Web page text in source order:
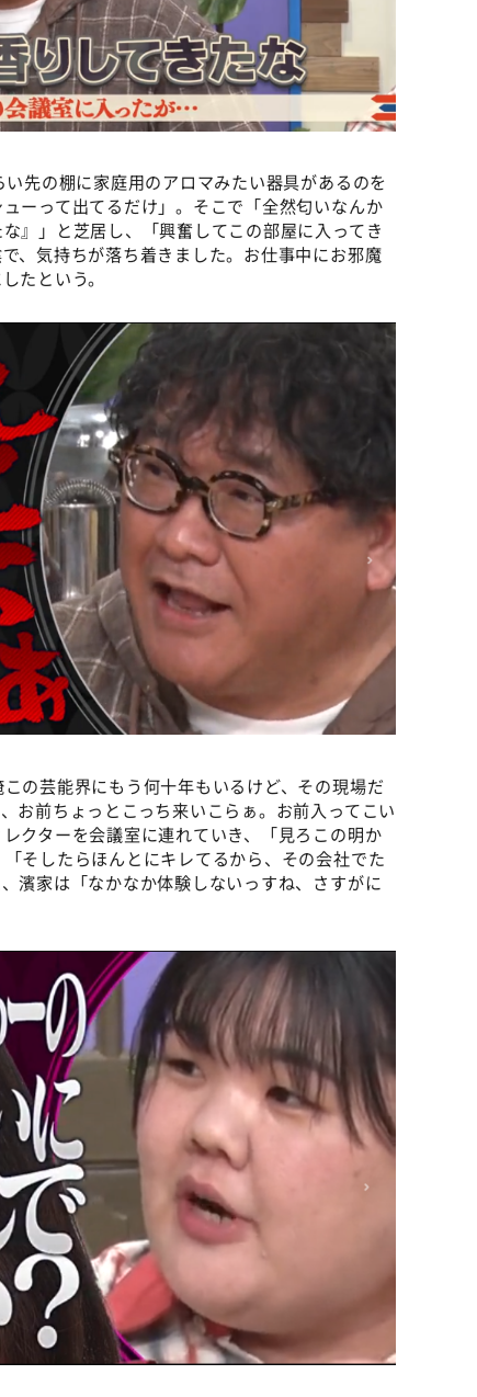
先の棚に家庭用のアロマみたい器具があるのを
ーって出てるだけ」。そこで「全然匂いなんか
』」と芝居し、「興奮してこの部屋に入ってき
、気持ちが落ち着きました。お仕事中にお邪魔
たという。
の芸能界にもう何十年もいるけど、その現場だ
お前ちょっとこっち来いこらぁ。お前入ってこい
クターを会議室に連れていき、「見ろこの明か
そしたらほんとにキレてるから、その会社でた
濱家は「なかなか体験しないっすね、さすがに